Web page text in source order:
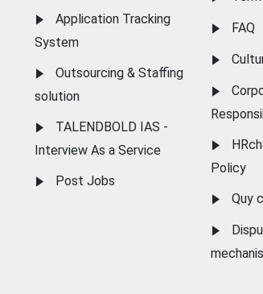
Application Tracking
System
Outsourcing & Staffing
solution
TALENDBOLD IAS -
Interview As a Service
Post Jobs
FAQ
Policy
Quy